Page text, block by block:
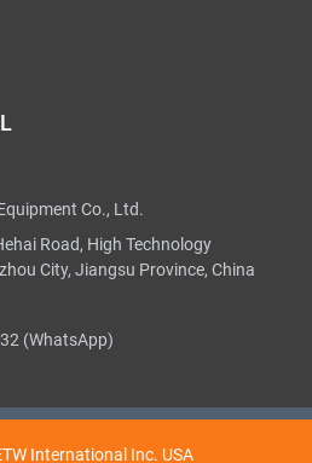
Co., Ltd.
Road, High Technology
City, Jiangsu Province, China
(WhatsApp)
International Inc. USA